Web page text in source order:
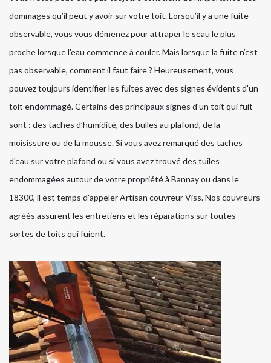
dommages qu’il peut y avoir sur votre toit. Lorsqu’il y a une fuite
observable, vous vous démenez pour attraper le seau le plus
proche lorsque l'eau commence à couler. Mais lorsque la fuite n’est
pas observable, comment il faut faire ? Heureusement, vous
pouvez toujours identifier les fuites avec des signes évidents d'un
toit endommagé. Certains des principaux signes d'un toit qui fuit
sont : des taches d’humidité, des bulles au plafond, de la
moisissure ou de la mousse. Si vous avez remarqué des taches
d'eau sur votre plafond ou si vous avez trouvé des tuiles
endommagées autour de votre propriété à Bannay ou dans le
18300, il est temps d'appeler Artisan couvreur Viss. Nos couvreurs
agréés assurent les entretiens et les réparations sur toutes
sortes de toits qui fuient.